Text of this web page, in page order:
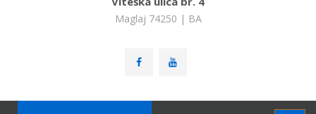
Maglaj 74250 | BA